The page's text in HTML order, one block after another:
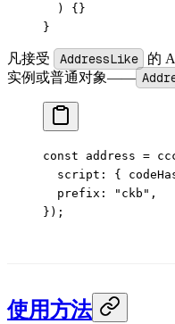
  ) {}
}
凡接受 AddressLike 的
实例或普通对象——
const address =
script: {
  prefix:
"ckb" ,
});
使用方法